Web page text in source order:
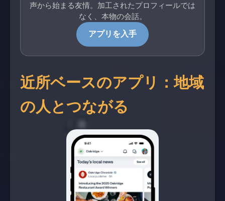
声から始まる友情。加工されたプロフィールでは
なく、本物の会話。
アプリを入手
近所ベースのアプリ：地域
の人とつながる